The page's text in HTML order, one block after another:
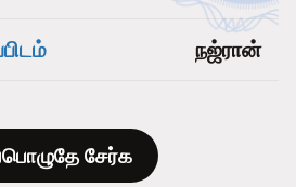
நஜ்ரான்
சேர்க